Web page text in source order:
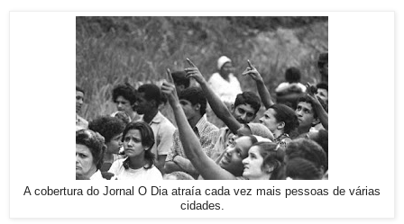
A cobertura do Jornal O Dia atraía cada vez mais pessoas de várias
cidades.